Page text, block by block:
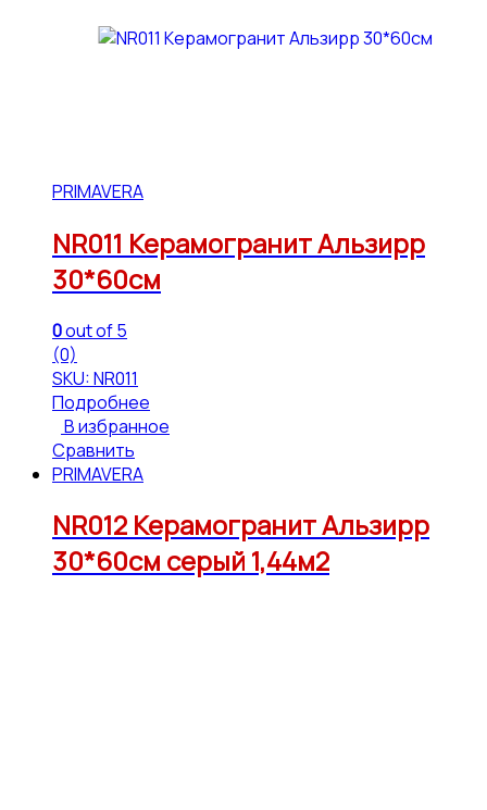
PRIMAVERA
NR011 Керамогранит Альзирр
30*60см
0out of 5
(0)
SKU: NR011
Подробнее
В избранное
Сравнить
PRIMAVERA
NR012 Керамогранит Альзирр
30*60см серый 1,44м2